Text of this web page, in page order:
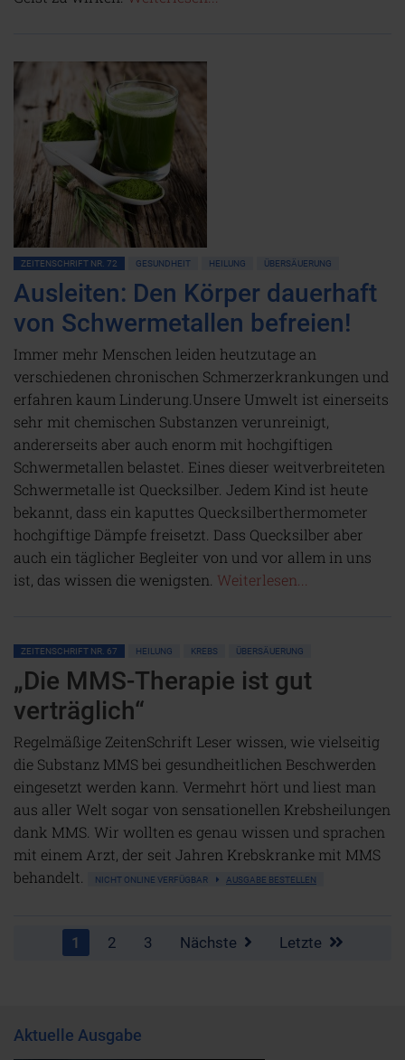
ZEITENSCHRIFT NR. 72 GESUNDHEIT HEILUNG ÜBERSÄUERUNG
Ausleiten: Den Körper dauerhaft
von Schwermetallen befreien!
Immer mehr Menschen leiden heutzutage an
verschiedenen chronischen Schmerzerkrankungen und
erfahren kaum Linderung.Unsere Umwelt ist einerseits
sehr mit chemischen Substanzen verunreinigt,
andererseits aber auch enorm mit hochgiftigen
Schwermetallen belastet. Eines dieser weitverbreiteten
Schwermetalle ist Quecksilber. Jedem Kind ist heute
bekannt, dass ein kaputtes Quecksilberthermometer
hochgiftige Dämpfe freisetzt. Dass Quecksilber aber
auch ein täglicher Begleiter von und vor allem in uns
ist, das wissen die wenigsten. Weiterlesen...
ZEITENSCHRIFT NR. 67 HEILUNG KREBS ÜBERSÄUERUNG
„Die MMS-Therapie ist gut
verträglich“
Regelmäßige ZeitenSchrift Leser wissen, wie vielseitig
die Substanz MMS bei gesundheitlichen Beschwerden
eingesetzt werden kann. Vermehrt hört und liest man
aus aller Welt sogar von sensationellen Krebsheilungen
dank MMS. Wir wollten es genau wissen und sprachen
mit einem Arzt, der seit Jahren Krebskranke mit MMS
behandelt.
NICHT ONLINE VERFÜGBAR AUSGABE BESTELLEN
1 2 3 Nächste Letzte
Aktuelle Ausgabe